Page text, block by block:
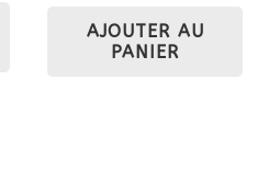
était :
326,70 €.
AJOUTER AU
PANIER